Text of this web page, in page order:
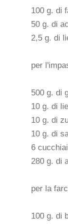
100 g. di
50 g. di
2,5 g. di
per
500 g. di
10 g. di
10 g. di
10 g. di
6
280 g. di
per la
100 g. di